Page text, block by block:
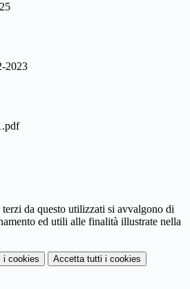
2023
da questo utilizzati si avvalgono di
ed utili alle finalità illustrate nella
i cookies Accetta tutti i cookies